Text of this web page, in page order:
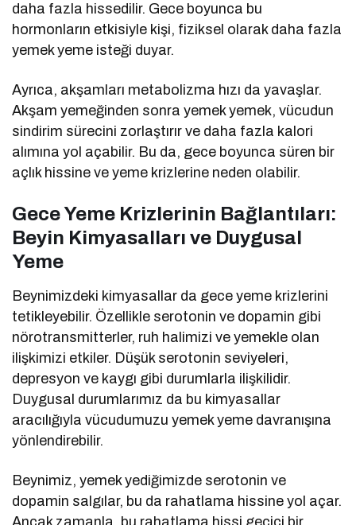
daha fazla hissedilir. Gece boyunca bu
hormonların etkisiyle kişi, fiziksel olarak daha fazla
yemek yeme isteği duyar.
Ayrıca, akşamları metabolizma hızı da yavaşlar.
Akşam yemeğinden sonra yemek yemek, vücudun
sindirim sürecini zorlaştırır ve daha fazla kalori
alımına yol açabilir. Bu da, gece boyunca süren bir
açlık hissine ve yeme krizlerine neden olabilir.
Gece Yeme Krizlerinin Bağlantıları:
Beyin Kimyasalları ve Duygusal
Yeme
Beynimizdeki kimyasallar da gece yeme krizlerini
tetikleyebilir. Özellikle serotonin ve dopamin gibi
nörotransmitterler, ruh halimizi ve yemekle olan
ilişkimizi etkiler. Düşük serotonin seviyeleri,
depresyon ve kaygı gibi durumlarla ilişkilidir.
Duygusal durumlarımız da bu kimyasallar
aracılığıyla vücudumuzu yemek yeme davranışına
yönlendirebilir.
Beynimiz, yemek yediğimizde serotonin ve
dopamin salgılar, bu da rahatlama hissine yol açar.